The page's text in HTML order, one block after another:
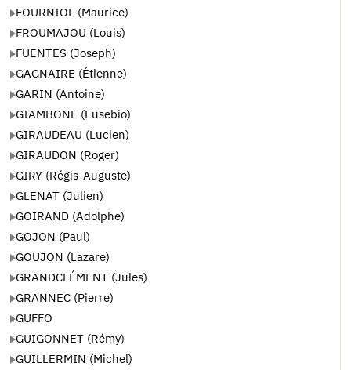
FOURNIOL (Maurice)
FROUMAJOU (Louis)
FUENTES (Joseph)
GAGNAIRE (Étienne)
GARIN (Antoine)
GIAMBONE (Eusebio)
GIRAUDEAU (Lucien)
GIRAUDON (Roger)
GIRY (Régis-Auguste)
GLENAT (Julien)
GOIRAND (Adolphe)
GOJON (Paul)
GOUJON (Lazare)
GRANDCLÉMENT (Jules)
GRANNEC (Pierre)
GUFFO
GUIGONNET (Rémy)
GUILLERMIN (Michel)